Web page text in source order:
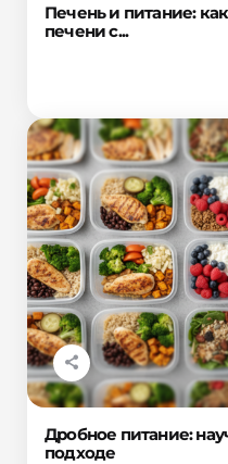
Печень и питание:
печени с...
Дробное питание:
подходе